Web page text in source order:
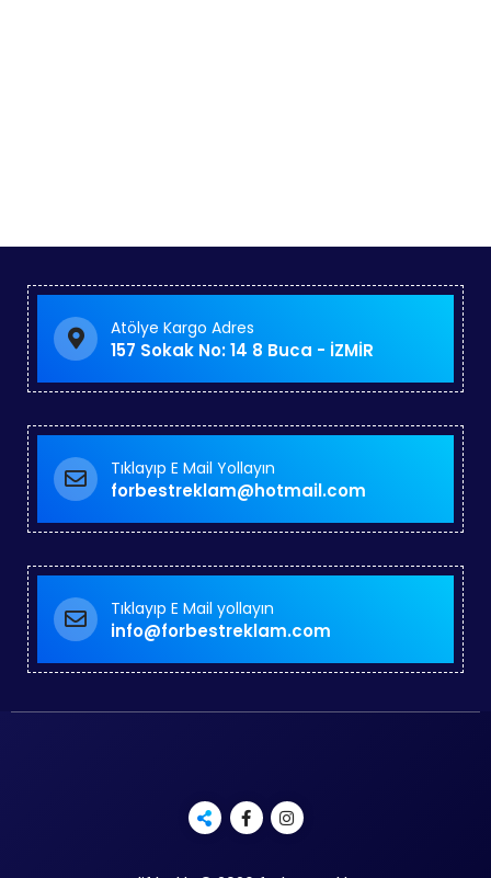
Atölye Kargo Adres
157 Sokak No: 14 8 Buca - İZMİR
Tıklayıp E Mail Yollayın
forbestreklam@hotmail.com
Tıklayıp E Mail yollayın
info@forbestreklam.com